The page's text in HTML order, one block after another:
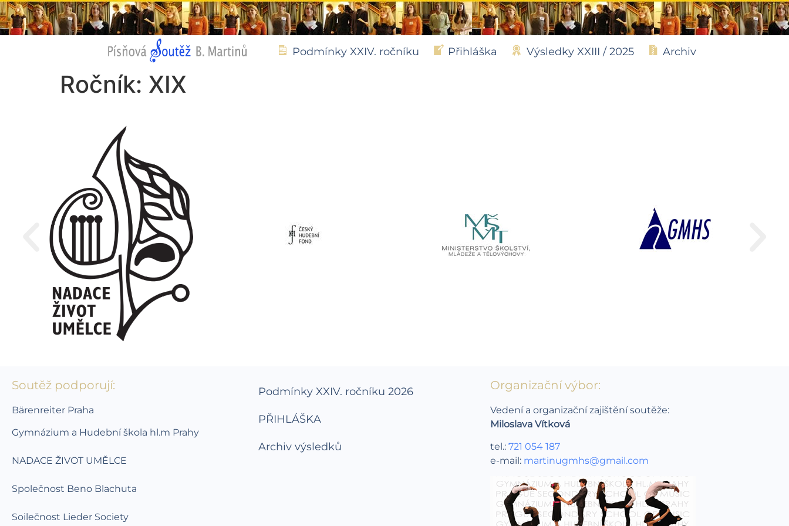
Podmínky XXIV. ročníku Přihláška Výsledky XXIII / 2025 Archiv
Ročník: XIX
Soutěž podporují:
Bärenreiter Praha
Gymnázium a Hudební škola hl.m Prahy
NADACE ŽIVOT UMĚLCE
Společnost Beno Blachuta
Soilečnost Lieder Society
Podmínky XXIV. ročníku 2026
PŘIHLÁŠKA
Archiv výsledků
Organizační výbor:
Vedení a organizační zajištění soutěže:
Miloslava Vítková
tel.: 721 054 187
e-mail: martinugmhs@gmail.com